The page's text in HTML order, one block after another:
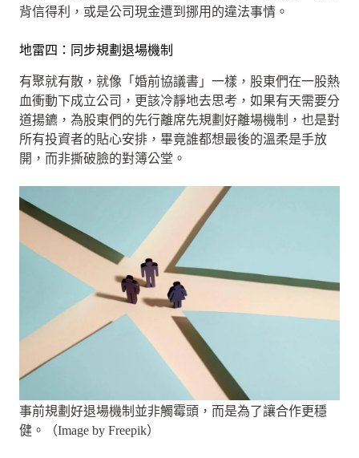
背信得利，或是公司現金遭到挪用的違法事情。
地雷四：同步規劃退場機制
有聚就有散，就像「婚前協議書」一樣，股東們在一股熱
血衝動下成立公司，更該冷靜地去思考，如果有天需要分
道揚鑣，為股東們的先行離席先規劃好離場機制，也是對
所有投資者的貼心安排，畢竟誰都想最後的溫柔是手放
開，而非撕破臉的對簿公堂。
事前規劃好退場機制並非觸霉頭，而是為了讓合作更穩
健。（Image by Freepik）